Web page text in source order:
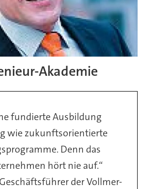
Akademie
fundierte Ausbildung
wie zukunftsorientierte
Denn das
hört nie auf.“
der Vollmer-